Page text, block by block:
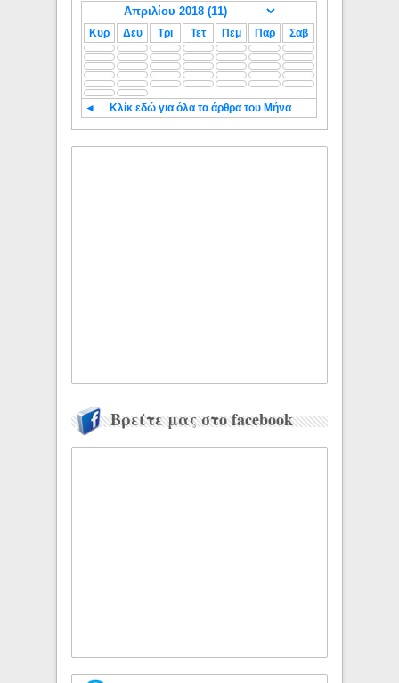
Κυρ Δευ Τρι Τετ Πεμ Παρ Σαβ
◄ Κλίκ εδώ για όλα τα άρθρα του Μήνα
Βρείτε μας στο facebook